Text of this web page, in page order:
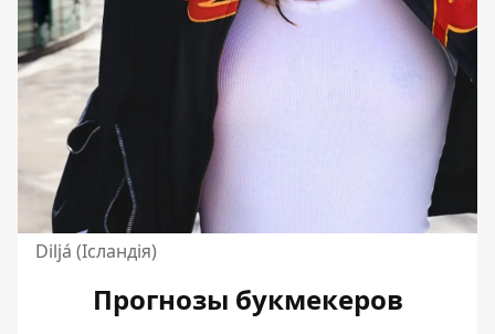
Diljá (Ісландія)
Прогнозы букмекеров